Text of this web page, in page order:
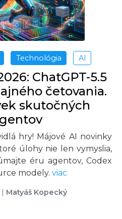
Technológia AI
ChatGPT-5.5
četovania.
skutočných
hry! Májové AI novinky
úlohy nie len vymyslia,
éru agentov, Codex
modely. viac
Matyáš Kopecký